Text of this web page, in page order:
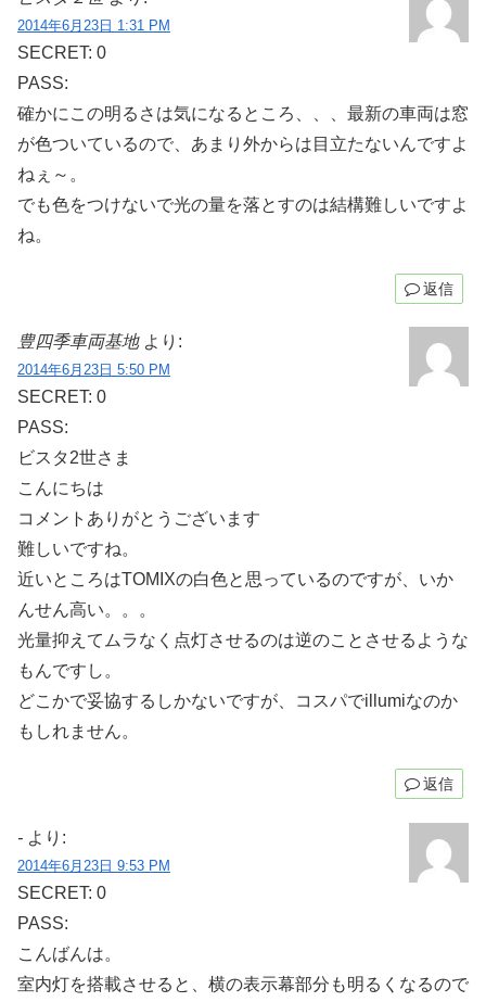
2014年6月23日 1:31 PM
SECRET: 0
PASS:
確かにこの明るさは気になるところ、、、最新の車両は窓
が色ついているので、あまり外からは目立たないんですよ
ねぇ～。
でも色をつけないで光の量を落とすのは結構難しいですよ
ね。
返信
豊四季車両基地 より:
2014年6月23日 5:50 PM
SECRET: 0
PASS:
ビスタ2世さま
こんにちは
コメントありがとうございます
難しいですね。
近いところはTOMIXの白色と思っているのですが、いか
んせん高い。。。
光量抑えてムラなく点灯させるのは逆のことさせるような
もんですし。
どこかで妥協するしかないですが、コスパでillumiなのか
もしれません。
返信
- より:
2014年6月23日 9:53 PM
SECRET: 0
PASS:
こんばんは。
室内灯を搭載させると、横の表示幕部分も明るくなるので